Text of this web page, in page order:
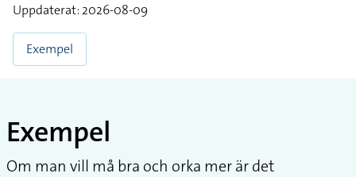
Uppdaterat: 2026-08-09
Exempel
Exempel
Om man vill må bra och orka mer är det